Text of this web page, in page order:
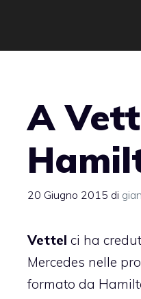
contenuto
A
20 Giugno 2015 di
Vettel ci ha
Mercedes nelle
formato da